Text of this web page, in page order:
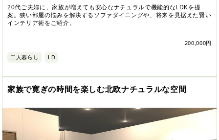
20代ご夫婦に、家族が増えても安心なナチュラルで機能的なLDKを提
案。狭い部屋の悩みを解決するソファダイニングや、将来を見据えた賢い
インテリア術をご紹介。
200,000円
二人暮らし LD
家族で寛ぎの時間を楽しむ北欧ナチュラルな空間